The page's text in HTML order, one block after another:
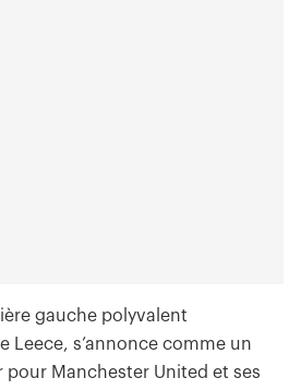
gauche polyvalent
Leece, s’annonce comme un
Manchester United et ses